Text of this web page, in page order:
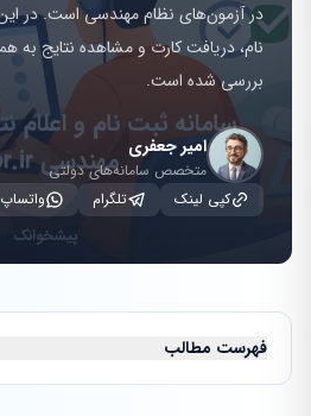
در آزمون‌های نظام مهندسی است. در
نام، دریافت کارت و مشاهده نتایج به
بررسی شده است.
امیر جعفری
متخصص سامانه‌های دولتی
کپی لینک
تلگرام واتساپ
فهرست مطالب